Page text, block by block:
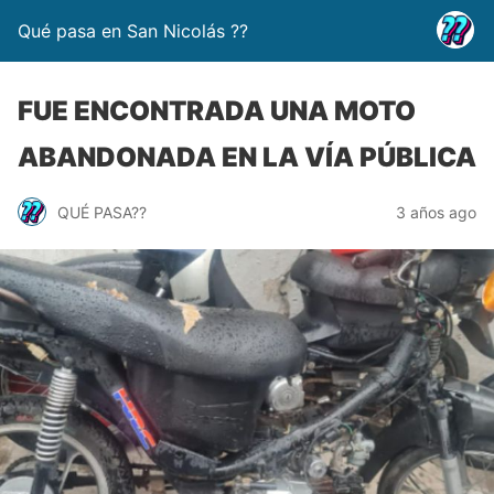
Qué pasa en San Nicolás ??
FUE ENCONTRADA UNA MOTO
ABANDONADA EN LA VÍA PÚBLICA
QUÉ PASA?? 3 años ago